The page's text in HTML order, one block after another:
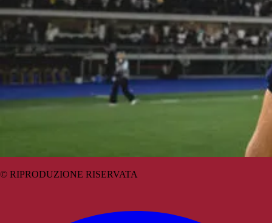
© RIPRODUZIONE RISERVATA